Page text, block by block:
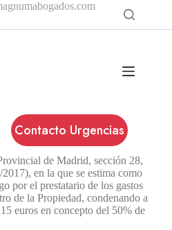
Contacto Urgencias
de Madrid, sección 28,
en la que se estima como
por el prestatario de los gastos
de la Propiedad, condenando a
euros en concepto del 50% de